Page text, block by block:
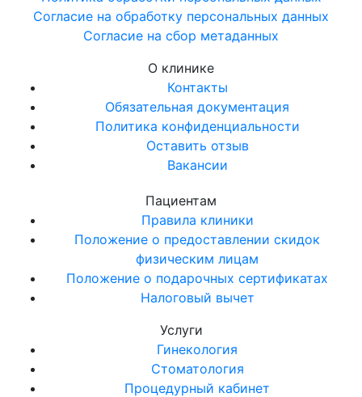
Согласие на обработку персональных данных
Согласие на сбор метаданных
О клинике
Контакты
Обязательная документация
Политика конфиденциальности
Оставить отзыв
Вакансии
Пациентам
Правила клиники
Положение о предоставлении скидок
физическим лицам
Положение о подарочных сертификатах
Налоговый вычет
Услуги
Гинекология
Стоматология
Процедурный кабинет